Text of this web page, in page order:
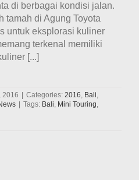
di berbagai kondisi jalan.
tamah di Agung Toyota
untuk eksplorasi kuliner
terkenal memiliki
[...]
2016 Categories: 2016, Bali,
Tags: Bali, Mini Touring,